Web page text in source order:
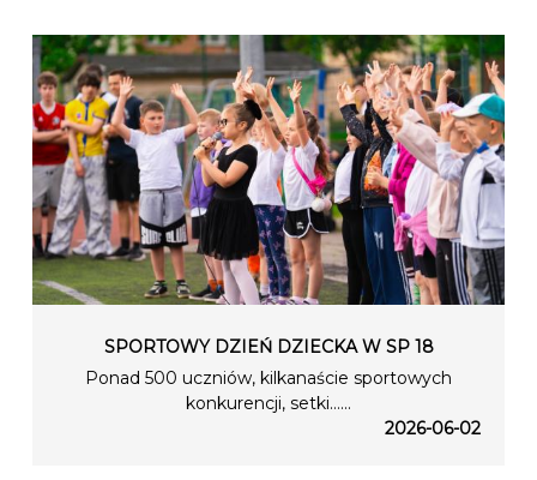
SPORTOWY DZIEŃ DZIECKA W SP 18
Ponad 500 uczniów, kilkanaście sportowych
konkurencji, setki…...
2026-06-02